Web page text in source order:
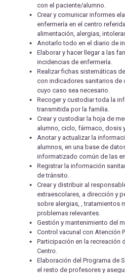
con el paciente/alumno.
Crear y comunicar informes
enfermería en el centro
alimentación, alergias,
Anotarlo todo en el diario de
Elaborar y hacer llegar a las
incidencias de enfermería.
Realizar fichas sistemáticas
con indicadores sanitarios de
cuyo caso sea necesario.
Recoger y custodiar toda la
transmitida por la familia.
Crear y custodiar la hoja de
alumno, ciclo, fármaco, dosis
Anotar y actualizar la
alumnos, en una base de
informatizado común de las
Registrar la información
de tránsito.
Crear y distribuir al
extraescolares, a dirección y
sobre alergias, , tratamientos
problemas relevantes.
Gestión y mantenimiento del
Control vacunal con Atención
Participación en la recreación
Centro.
Elaboración del Programa de
el resto de profesores y